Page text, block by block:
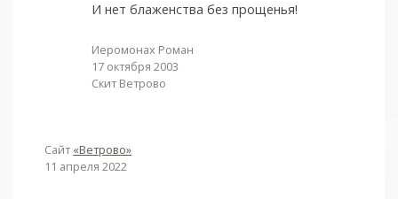
И нет блаженства без прощенья!
Иеромонах Роман
17 октября 2003
Скит Ветрово
Сайт«Ветрово»
11 апреля 2022